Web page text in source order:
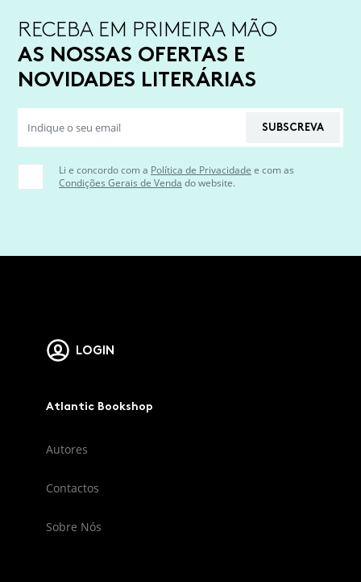
RECEBA EM PRIMEIRA MÃO
AS NOSSAS OFERTAS E
NOVIDADES LITERÁRIAS
SUBSCREVA
Li e concordo com a Política de Privacidade e com as
Condições Gerais de Venda do website.
LOGIN
Atlantic Bookshop
Autores
Contactos
Sobre Nós